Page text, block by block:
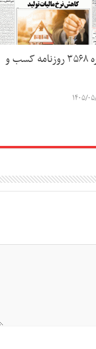
شماره ۳۵۶۸ روزنامه کسب و
۰۵/۱۶